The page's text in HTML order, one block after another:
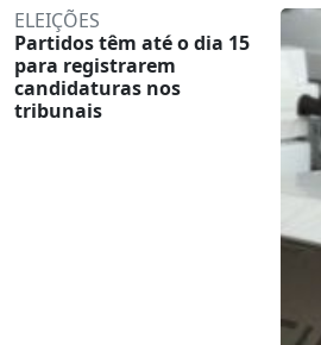
ELEIÇÕES
Partidos têm até o dia 15
para registrarem
candidaturas nos
tribunais